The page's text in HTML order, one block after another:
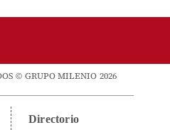
© GRUPO MILENIO 2026
Directorio